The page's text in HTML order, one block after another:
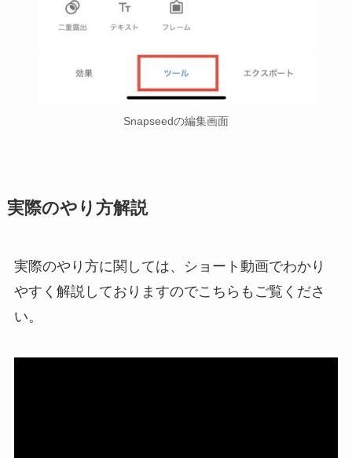
Snapseedの編集画面
実際のやり方解説
実際のやり方に関しては、ショート動画でわかり
やすく解説しておりますのでこちらもご覧くださ
い。